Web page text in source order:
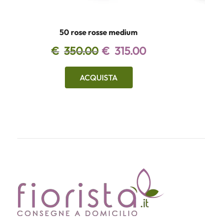
50 rose rosse medium
€ 350.00 € 315.00
ACQUISTA